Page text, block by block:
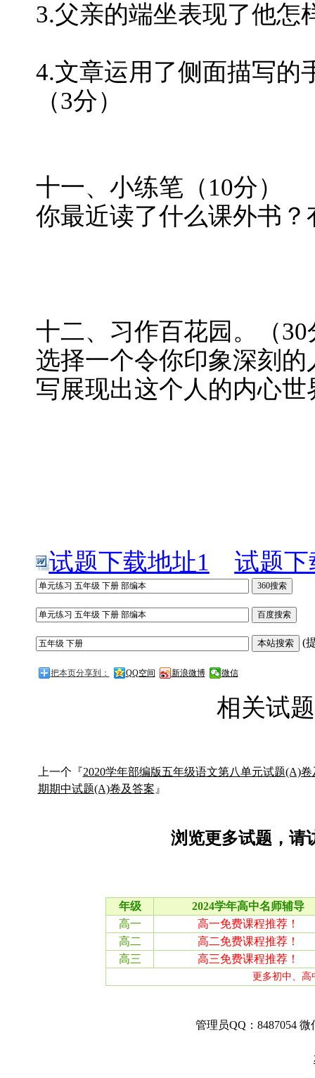
3.父亲的端坐表现了他
4.文章运用了侧面描写的
（3分）
十一、小练笔（10分）
你最近读了什么课外书
十二、习作百花园。（30
选择一个令你印象深刻
写展现出这个人的内心
试题下载地址1 试题下
(
把本页分享到： QQ空间 新浪微博 微信
相关试
上一个『2020学年部编版五年级语文第八单元试题(A)卷
期期中试题(A)卷及答案 』
浏览更多试题，请
管理员QQ：8487054 微